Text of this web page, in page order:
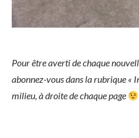
Pour être averti de chaque
abonnez-vous dans la rubrique «
milieu, à droite de chaque page